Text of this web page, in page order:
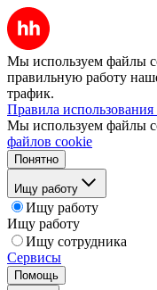
Мы используем файлы
правильную работу
трафик.
Правила
Мы используем файлы
файлов cookie
Понятно
Ищу работу
Ищу работу
Ищу работу
Ищу сотрудника
Сервисы
Помощь